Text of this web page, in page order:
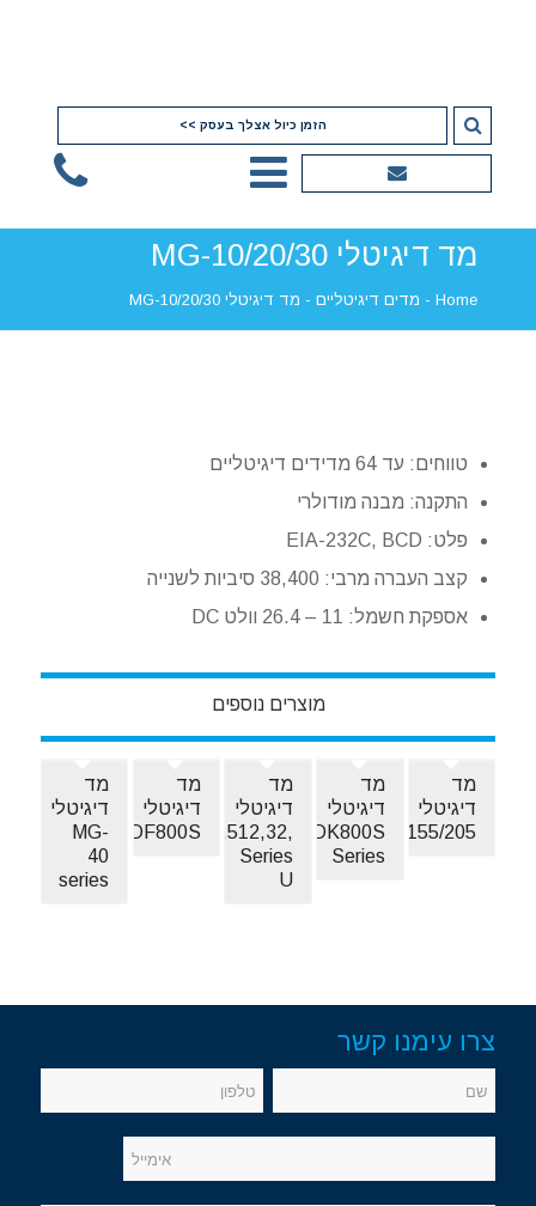
הזמן כיול אצלך בעסק >>
מד דיגיטלי MG-10/20/30
Home
- מדים דיגיטליים- מד דיגיטלי MG-10/20/30
טווחים: עד 64 מדידים דיגיטליים
התקנה: מבנה מודולרי
פלט: EIA-232C, BCD
קצב העברה מרבי: 38,400 סיביות לשנייה
אספקת חשמל: 11 – 26.4 וולט DC
מוצרים נוספים
מד
דיגיטלי
DK10/25/50/100/155/205
מד
דיגיטלי
DK800S
Series
מד
דיגיטלי
DT12,512,32,
Series
U
מד
דיגיטלי
DF800S
מד
דיגיטלי
MG-
40
series
צרו עימנו קשר